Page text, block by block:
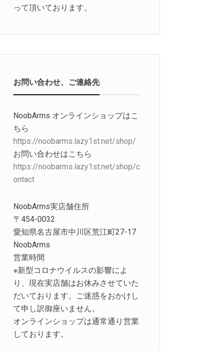
って頂いております。
お問い合わせ、ご連絡先
NoobArms オンラインショップはこ
ちら
https://noobarms.lazy1st.net/shop/
お問い合わせはこちら
https://noobarms.lazy1st.net/shop/c
ontact
NoobArms実店舗住所
〒454-0032
愛知県名古屋市中川区荒江町27-17
NoobArms
営業時間
※新型コロナウイルスの影響によ
り、現在実店舗はお休みさせていた
だいております。ご迷惑をおかけし
て申し訳御座いません。
オンラインショップは通常通り営業
しております。